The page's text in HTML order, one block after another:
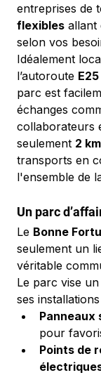
entreprises de
flexibles allant
selon vos
Idéalement
l’autoroute E25
parc est
échanges
collaborateurs
seulement 2 km
transports en
l'ensemble de
Un parc
Le Bonne
seulement un
véritable
Le parc vise
ses
Panneaux
pour
Points de